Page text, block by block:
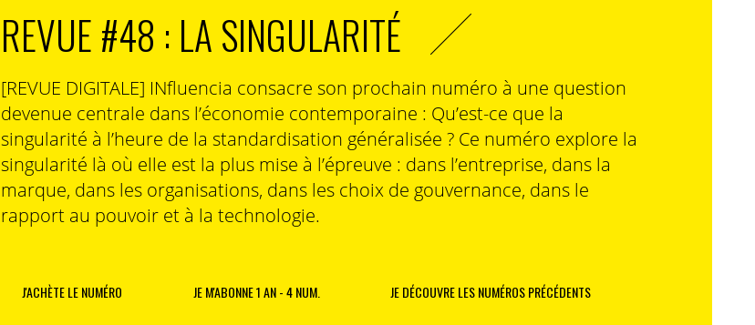
REVUE #48 : LA SINGULARITÉ
[REVUE DIGITALE] INfluencia consacre son prochain numéro à une question
devenue centrale dans l’économie contemporaine : Qu’est-ce que la
singularité à l’heure de la standardisation généralisée ? Ce numéro explore la
singularité là où elle est la plus mise à l’épreuve : dans l’entreprise, dans la
marque, dans les organisations, dans les choix de gouvernance, dans le
rapport au pouvoir et à la technologie.
J'ACHÈTE LE NUMÉRO JE M'ABONNE 1 AN - 4 NUM. JE DÉCOUVRE LES NUMÉROS PRÉCÉDENTS